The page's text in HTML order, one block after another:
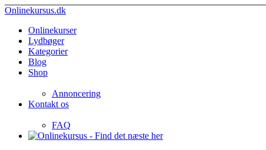
Onlinekursus.dk
Onlinekurser
Lydbøger
Kategorier
Blog
Shop
Annoncering
Kontakt os
FAQ